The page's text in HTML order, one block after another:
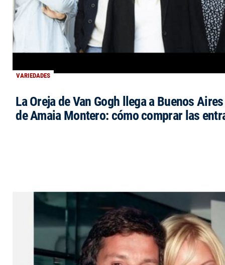
VARIEDADES
La Oreja de Van Gogh llega a Buenos
de Amaia Montero: cómo comprar las